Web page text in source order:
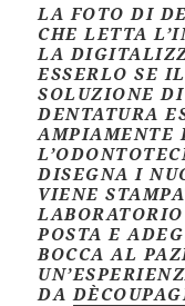
LA FOTO DI
CHE LETTA
LA
ESSERLO SE
SOLUZIONE
DENTATURA
AMPIAMENTE
DISEGNA I
VIENE
POSTA E
BOCCA AL
DA